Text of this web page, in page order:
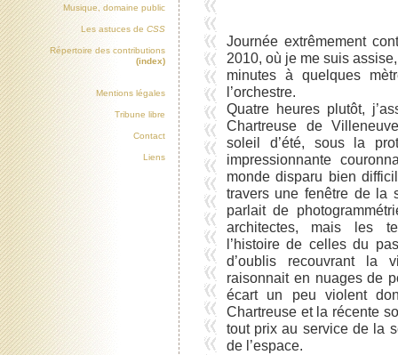
Journée extrêmement
2010, où je me suis
minutes à quelques
l’orchestre.
Quatre heures plutôt,
Chartreuse de
soleil d’été, sous la
impressionnante
monde disparu bien
travers une fenêtre de la
parlait de
architectes, mais les
l’histoire de celles du
d’oublis recouvrant la
raisonnait en nuages de
écart un peu violent
Chartreuse et la récente
tout prix au service de la
de l’espace.
Musique, domaine public
Les astuces de CSS
Répertoire des contributions
(index)
Mentions légales
Tribune libre
Contact
Liens